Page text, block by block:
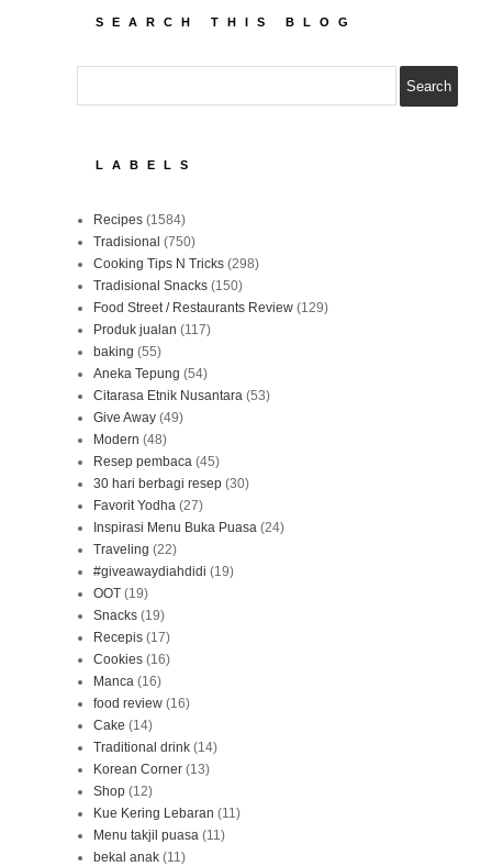
SEARCH THIS BLOG
LABELS
Recipes (1584)
Tradisional (750)
Cooking Tips N Tricks (298)
Tradisional Snacks (150)
Food Street / Restaurants Review (129)
Produk jualan (117)
baking (55)
Aneka Tepung (54)
Citarasa Etnik Nusantara (53)
Give Away (49)
Modern (48)
Resep pembaca (45)
30 hari berbagi resep (30)
Favorit Yodha (27)
Inspirasi Menu Buka Puasa (24)
Traveling (22)
#giveawaydiahdidi (19)
OOT (19)
Snacks (19)
Recepis (17)
Cookies (16)
Manca (16)
food review (16)
Cake (14)
Traditional drink (14)
Korean Corner (13)
Shop (12)
Kue Kering Lebaran (11)
Menu takjil puasa (11)
bekal anak (11)